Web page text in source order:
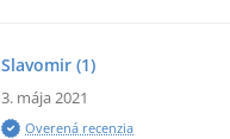
Slavomir (1)
3. mája 2021
Overená recenzia